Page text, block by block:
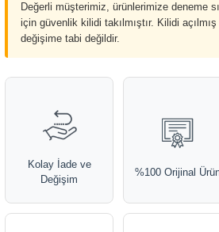
Değerli müşterimiz, ürünlerimize deneme
için güvenlik kilidi takılmıştır. Kilidi
değişime tabi değildir.
Kolay İade ve
Değişim
%100 Orijinal